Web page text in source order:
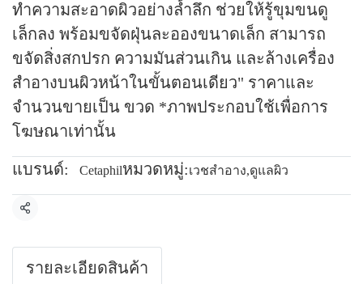
ทำความสะอาดผิวอย่างล้ำลึก ช่วยให้รู้ขุมขนดู
เล็กลง พร้อมขจัดฝุ่นละอองขนาดเล็ก สามารถ
ขจัดสิ่งสกปรก ความมันส่วนเกิน และล้างเครื่อง
สำอางบนผิวหน้าในขั้นตอนเดียว" ราคาและ
จำนวนขายเป็น ขวด *ภาพประกอบใช้เพื่อการ
โฆษณาเท่านั้น
แบรนด์: Cetaphilหมวดหมู่:เวชสำอาง,ดูแลผิว
แชร์
รายละเอียดสินค้า